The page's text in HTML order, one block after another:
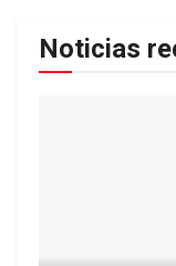
Noticias